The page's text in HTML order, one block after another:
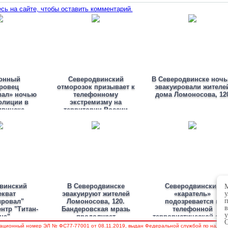
на сайте, чтобы оставить комментарий.
ночью
в
Северодвинский
отморозок призывает к
телефонному
экстремизму на
территории России
В Северодвинске
эвакуировали
дома Ломоносова,
"Титан-
В Северодвинске
эвакуируют жителей
Ломоносова, 120.
Бандеровская мразь
продолжает
терроризировать город
Северодвинский
«каратель»
подозревается в
телефонной
террористической
на город корабелов
номер ЭЛ № ФС77-77001 от 08.11.2019, выдан Федеральной службой по